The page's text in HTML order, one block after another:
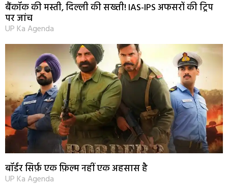
बैंकॉक की मस्ती, दिल्ली की सख्ती! IAS-IPS अफसरों की ट्रिप
पर जांच
UP Ka Agenda
बॉर्डर सिर्फ़ एक फ़िल्म नहीं एक अहसास है
UP Ka Agenda